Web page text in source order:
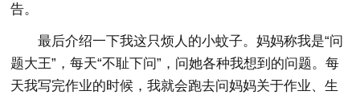
告。
最后介绍一下我这只烦人的小蚊子。妈妈称我是“问
题大王”，每天“不耻下问”，问她各种我想到的问题。每
天我写完作业的时候，我就会跑去问妈妈关于作业、生